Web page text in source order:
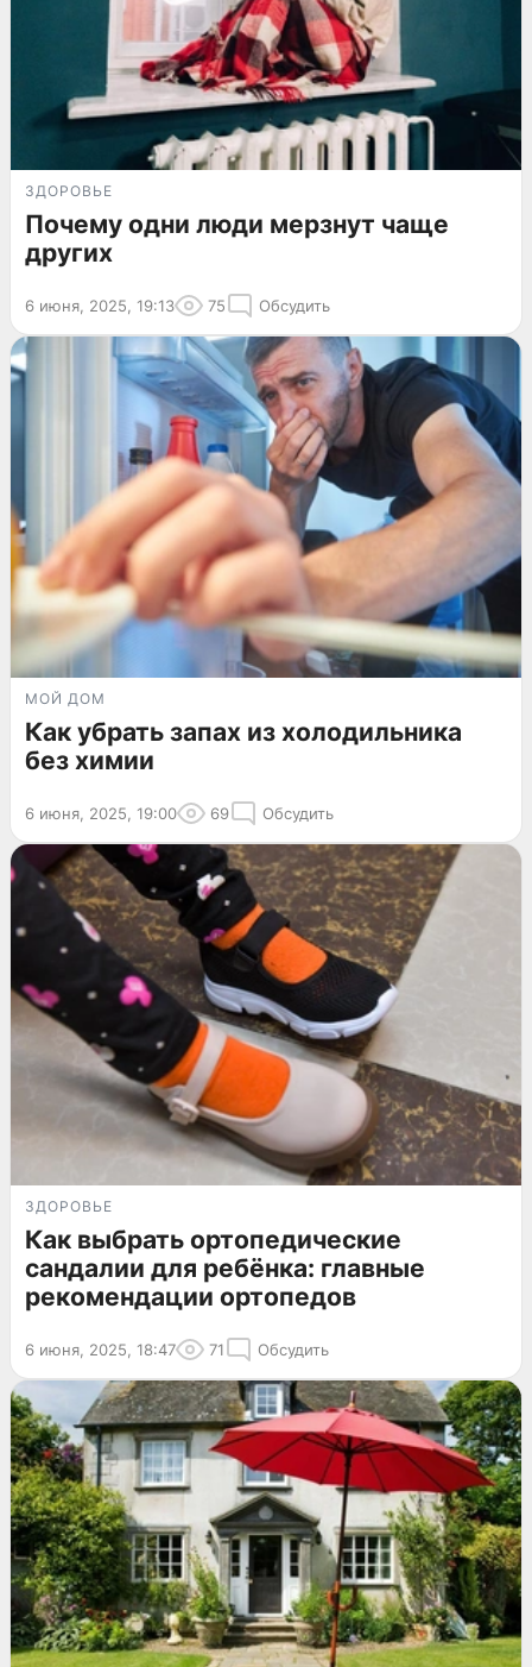
ЗДОРОВЬЕ
Почему одни люди мерзнут чаще
других
6 июня, 2025, 19:13 75 Обсудить
МОЙ ДОМ
Как убрать запах из холодильника
без химии
6 июня, 2025, 19:00 69 Обсудить
ЗДОРОВЬЕ
Как выбрать ортопедические
сандалии для ребёнка: главные
рекомендации ортопедов
6 июня, 2025, 18:47 71 Обсудить